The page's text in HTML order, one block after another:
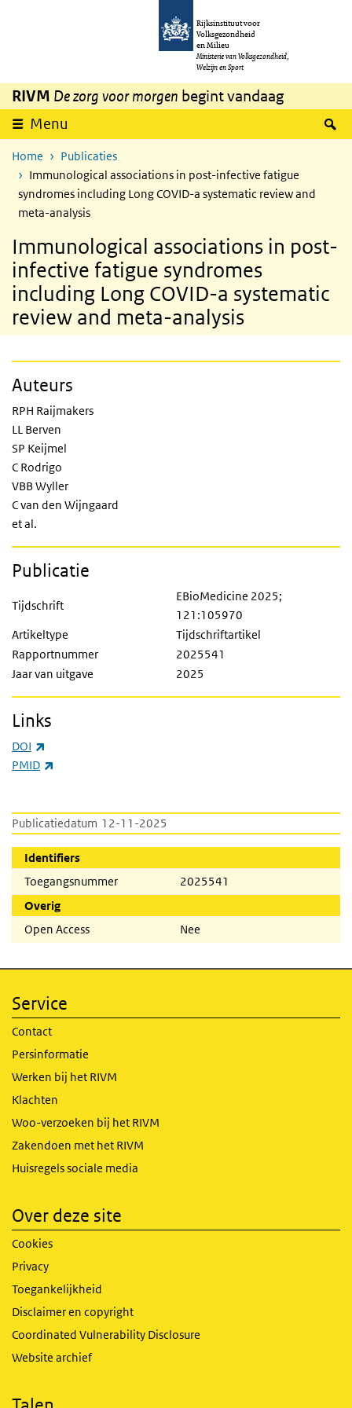
Overslaan en naar de inhoud gaan
Rijksinstituut voor
Volksgezondheid
en Milieu
Ministerie van Volksgezondheid,
Welzijn en Sport
RIVM De zorg voor morgen begint vandaag
Menu
Home
Publicaties
Immunological associations in post-infective fatigue
syndromes including Long COVID-a systematic review and
meta-analysis
Immunological associations in post-
infective fatigue syndromes
including Long COVID-a systematic
review and meta-analysis
Publicatiedatum 12-11-2025
Identifiers
Toegangsnummer
2025541
Overig
Open Access
Nee
Auteurs
RPH Raijmakers
LL Berven
SP Keijmel
C Rodrigo
VBB Wyller
C van den Wijngaard
et al.
Publicatie
Tijdschrift
EBioMedicine 2025;
121:105970
Artikeltype
Tijdschriftartikel
Rapportnummer
2025541
Jaar van uitgave
2025
Links
DOI
PMID
Service
Contact
Persinformatie
Werken bij het RIVM
Klachten
Woo-verzoeken bij het RIVM
Zakendoen met het RIVM
Huisregels sociale media
Over deze site
Cookies
Privacy
Toegankelijkheid
Disclaimer en copyright
Coordinated Vulnerability Disclosure
Website archief